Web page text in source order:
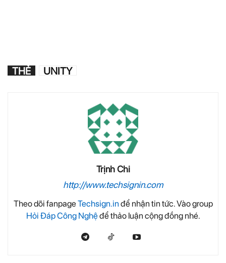
THẺ UNITY
Trịnh Chi
http://www.techsignin.com
Theo dõi fanpageTechsign.in để nhận tin tức. Vào group
Hỏi Đáp Công Nghệđể thảo luận cộng đồng nhé.